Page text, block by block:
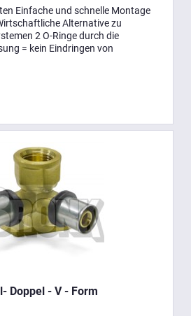
Einfache und schnelle Montage
Alternative zu
2 O-Ringe durch die
= kein Eindringen von
Doppel - V - Form